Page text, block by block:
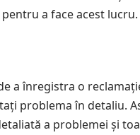
a face acest lucru.
a înregistra o
problema în detaliu.
a problemei și